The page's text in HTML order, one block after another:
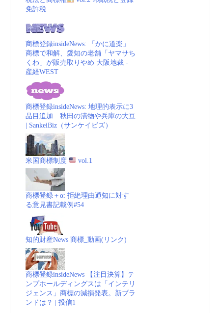
免許税
商標登録insideNews: 「かに道楽」
商標で和解、愛知の老舗「ヤマサち
くわ」が販売取りやめ 大阪地裁 -
産経WEST
商標登録insideNews: 地理的表示に3
品目追加 秋田の漬物や兵庫の大豆
| SankeiBiz（サンケイビズ）
米国商標制度 vol.1
商標登録＋α: 拒絶理由通知に対す
る意見書記載例#54
知的財産News 商標_動画(リンク)
商標登録insideNews 【注目決算】テ
ンプホールディングスは「インテリ
ジェンス」商標の減損発表。新ブラ
ンドは？ | 投信1